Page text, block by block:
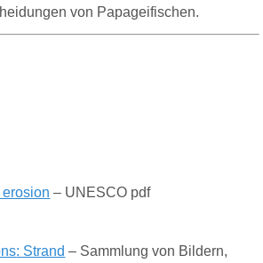
von Papageifischen.
– UNESCO pdf
: Strand – Sammlung von Bildern,